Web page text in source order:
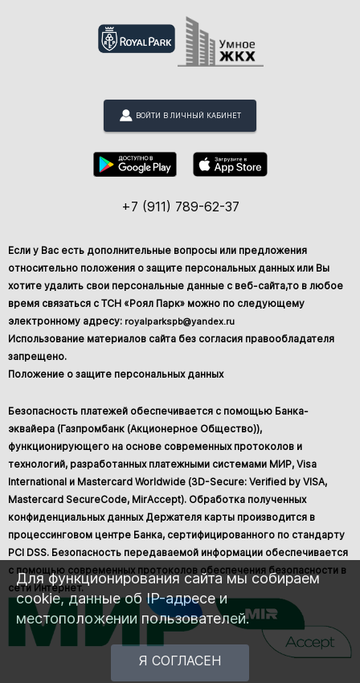
ВОЙТИ В ЛИЧНЫЙ КАБИНЕТ
+7 (911) 789-62-37
Если у Вас есть дополнительные вопросы или предложения
относительно положения о защите персональных данных или Вы
хотите удалить свои персональные данные с веб-сайта,то в любое
время связаться с ТСН «Роял Парк» можно по следующему
электронному адресу: royalparkspb@yandex.ru
Использование материалов сайта без согласия правообладателя
запрещено.
Положение о защите персональных данных
Безопасность платежей обеспечивается с помощью Банка-
эквайера (Газпромбанк (Акционерное Общество)),
функционирующего на основе современных протоколов и
технологий, разработанных платежными системами МИР, Visa
International и Mastercard Worldwide (3D-Secure: Verified by VISA,
Mastercard SecureCode, MirAccept). Обработка полученных
конфиденциальных данных Держателя карты производится в
процессинговом центре Банка, сертифицированного по стандарту
PCI DSS. Безопасность передаваемой информации обеспечивается
с помощью современных протоколов обеспечения безопасности в
сети Интернет.
Для функционирования сайта мы собираем
cookie, данные об IP-адресе и
местоположении пользователей.
Я СОГЛАСЕН